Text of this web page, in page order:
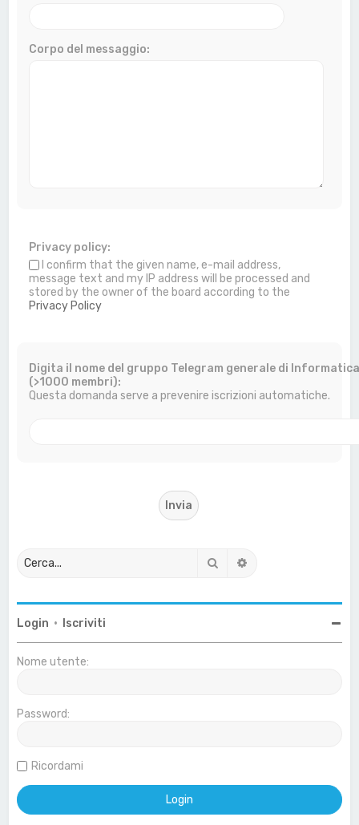
Corpo del messaggio:
Privacy policy:
I confirm that the given name, e-mail address,
message text and my IP address will be processed and
stored by the owner of the board according to the
Privacy Policy
Digita il nome del gruppo Telegram generale di
(>1000 membri):
Questa domanda serve a prevenire iscrizioni automatiche.
Cerca
Login • Iscriviti
Nome utente:
Password:
Ricordami